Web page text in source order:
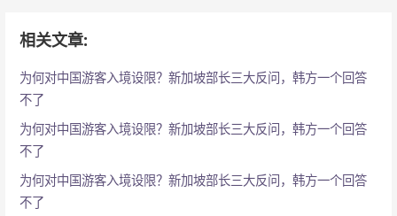
相关文章:
为何对中国游客入境设限？新加坡部长三大反问，韩方一个回答
不了
为何对中国游客入境设限？新加坡部长三大反问，韩方一个回答
不了
为何对中国游客入境设限？新加坡部长三大反问，韩方一个回答
不了